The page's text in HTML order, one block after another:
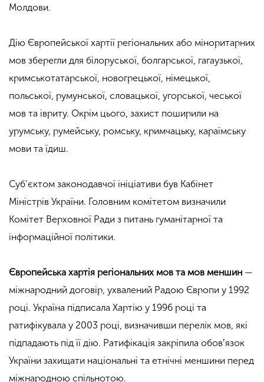
Молдови.
Дію Європейської хартії регіональних або міноритарних
мов зберегли для білоруської, болгарської, гагаузької,
кримськотатарської, новогрецької, німецької,
польської, румунської, словацької, угорської, чеської
мов та івриту. Окрім цього, захист поширили на
урумську, румейську, ромську, кримчацьку, караїмську
мови та їдиш.
Суб’єктом законодавчої ініціативи був Кабінет
Міністрів України. Головним комітетом визначили
Комітет Верховної Ради з питань гуманітарної та
інформаційної політики.
Європейська хартія регіональних мов та мов меншин —
міжнародний договір, ухвалений Радою Європи у 1992
році. Україна підписала Хартію у 1996 році та
ратифікувала у 2003 році, визначивши перелік мов, які
підпадають під її дію. Ратифікація закріпила обовʼязок
України захищати національні та етнічні меншини перед
міжнародною спільнотою.